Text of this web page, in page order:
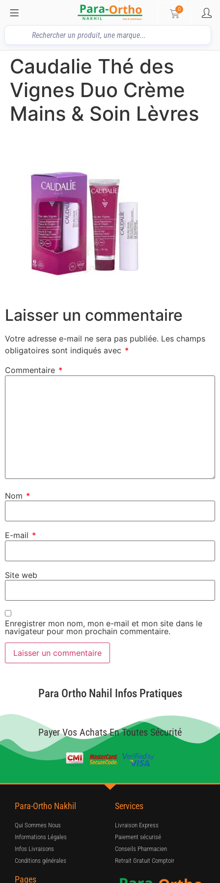
0
Caudalie Thé des
Vignes Duo Crème
Mains & Soin Lèvres
Laisser un commentaire
Votre adresse e-mail ne sera pas publiée. Les champs
obligatoires sont indiqués avec *
Commentaire *
Nom *
E-mail *
Site web
Enregistrer mon nom, mon e-mail et mon site dans le
navigateur pour mon prochain commentaire.
Para Ortho Nahil Infos Pratiques
Payer Vos Achats En Toutes Sécurité
Para-Ortho Nakhil
Qui Sommes Nous
Informations Légales
Infos Livraisons
Conditions générales
Services
Livraison Express
Paiement sécurisé
Conseils Pharmacien
Retrait Gratuit Comptoir
Pages